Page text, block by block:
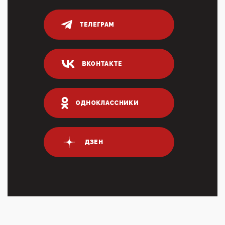
80% сирийцев в ФРГ должны вернуться на родину.
Он это ...
04:47, 10 Апреля 2026
ИНН для переводов по СБП это первый шаг из
логических двухЗаполнение ИНН при любых
переводах по ...
03:35, 10 Апреля 2026
Суммарное вознаграждение менеджменту в 15
крупных банках по итогам 2025 года превысило 63
млрд руб. ...
Террорист и убийца Буданов вальяжно сообщил,
что союзники просили Киев не наносить удары по
энергети...
ТЕЛЕГРАМ
ВКОНТАКТЕ
ОДНОКЛАССНИКИ
ДЗЕН